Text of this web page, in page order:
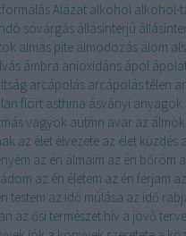
Alázat alkohol alkohol-
sóvárgás állásinterjú
almás pite álmodozás álom
ámbra anioxidáns ápol
arcápolás arcápolás télen
flört asthma ásványi anyagok
vagyok autmn avar az
az élet élvezete az élet küzdés
az én álmaim az én bőröm
az én életem az én férjam
testem az idő múlása az idő
az ősi természet hív a jövő